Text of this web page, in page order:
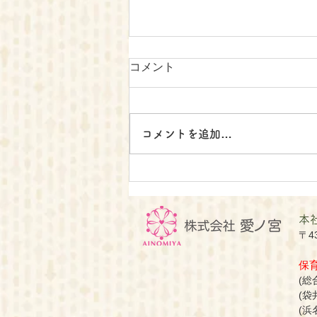
保育園の入園状況更新
コメント
コメントを追加…
本
〒
保
(総
(袋
(浜